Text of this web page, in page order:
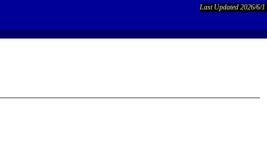
Last Updated 2026/6/1